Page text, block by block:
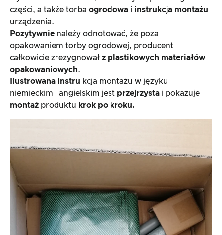
części, a także torba ogrodowa i instrukcja montażu
urządzenia.
Pozytywnie należy odnotować, że poza
opakowaniem torby ogrodowej, producent
całkowicie zrezygnował z plastikowych materiałów
opakowaniowych.
Ilustrowana instru kcja montażu w języku
niemieckim i angielskim jest przejrzysta i pokazuje
montaż produktu krok po kroku.